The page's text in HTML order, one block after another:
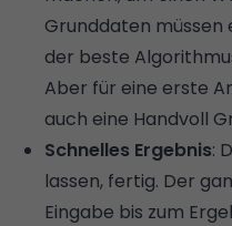
Grunddaten müssen
der beste
Aber für eine erste
auch eine Handvoll
Schnelles Ergebnis:
lassen, fertig. Der
Eingabe bis zum